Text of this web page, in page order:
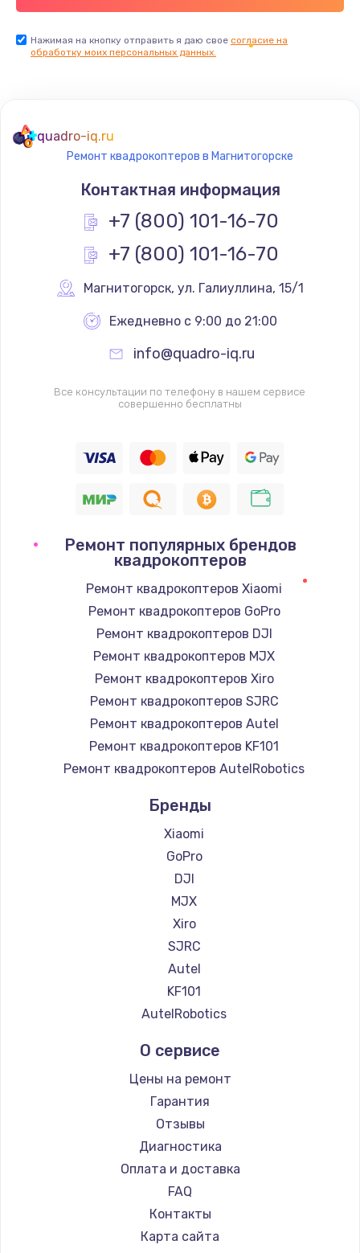
Нажимая на кнопку отправить я даю свое согласие на
обработку моих персональных данных.
quadro-iq.ru
Ремонт квадрокоптеров в Магнитогорске
Контактная информация
+7 (800) 101-16-70
+7 (800) 101-16-70
Магнитогорск, ул. Галиуллина, 15/1
Ежедневно с 9:00 до 21:00
info@quadro-iq.ru
Все консультации по телефону в нашем сервисе
совершенно бесплатны
Ремонт популярных брендов
квадрокоптеров
Ремонт квадрокоптеров Xiaomi
Ремонт квадрокоптеров GoPro
Ремонт квадрокоптеров DJI
Ремонт квадрокоптеров MJX
Ремонт квадрокоптеров Xiro
Ремонт квадрокоптеров SJRC
Ремонт квадрокоптеров Autel
Ремонт квадрокоптеров KF101
Ремонт квадрокоптеров AutelRobotics
Бренды
Xiaomi
GoPro
DJI
MJX
Xiro
SJRC
Autel
KF101
AutelRobotics
О сервисе
Цены на ремонт
Гарантия
Отзывы
Диагностика
Оплата и доставка
FAQ
Контакты
Карта сайта